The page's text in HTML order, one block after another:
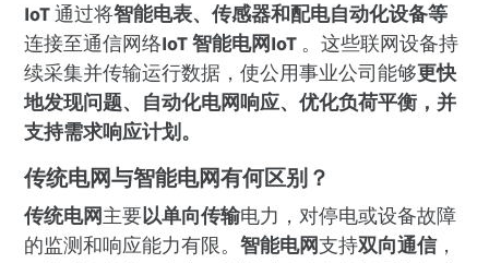
IoT通过将智能电表、传感器和配电自动化设备等
连接至通信网络IoT 智能电网IoT 。这些联网设备持
续采集并传输运行数据，使公用事业公司能够更快
地发现问题、自动化电网响应、优化负荷平衡，并
支持需求响应计划。
传统电网与智能电网有何区别？
传统电网主要以单向传输电力，对停电或设备故障
的监测和响应能力有限。智能电网支持双向通信，